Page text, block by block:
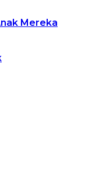
Mereka